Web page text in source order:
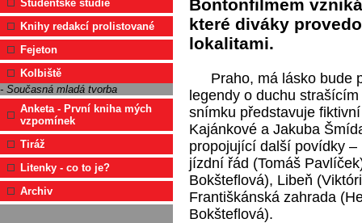
Studentské studie
Knihy redakcí prolistované
Fejeton
Kolbiště
- Současná mladá tvorba
Anketa - První kniha mých
vzpomínek
Tiráž
Litenky - co to je?
Archiv
Bontonfilmem
které diváky
lokalitami.
Praho, má lásko bude
legendy o duchu
snímku představuje
Kajánkové a Jakuba
propojující další povídky
jízdní řád (Tomáš
Bokšteflová), Libeň
Františkánská zahrada
Bokšteflová).